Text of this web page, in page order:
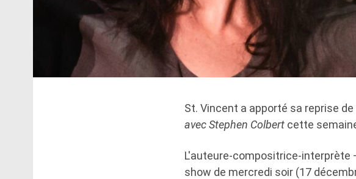
St. Vincent a apporté sa reprise
avec Stephen Colbert cette
L'auteure-compositrice-interprète
show de mercredi soir (17